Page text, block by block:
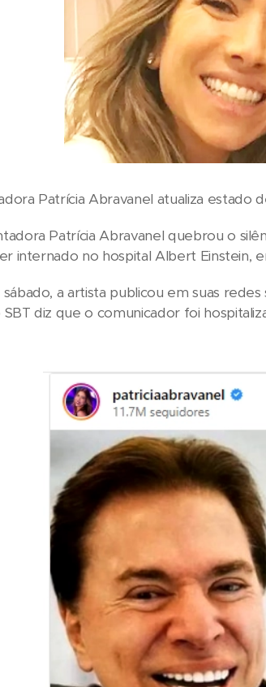
Patrícia Abravanel atualiza estado
Patrícia Abravanel quebrou o
internado no hospital Albert Einstein,
a artista publicou em suas
diz que o comunicador foi